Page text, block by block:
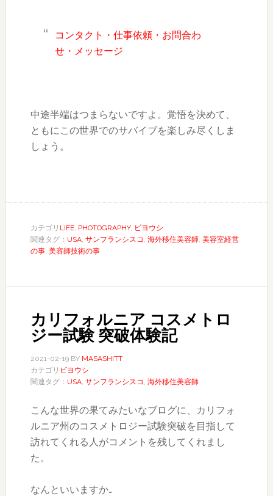
コンタクト・仕事依頼・お問合わ
せ・メッセージ
中途半端はつまらないですよ。覚悟を決めて、
ともにこの世界でのサバイブを楽しみ尽くしま
しょう。
カテゴリ LIFE, PHOTOGRAPHY, ビヨウシ
関連タグ： USA, サンフランシスコ 海外移住美容師, 美容室経営
の事, 美容師技術の事
カリフォルニア コスメトロ
ジー試験 突破体験記
2021-02-19BY MASASHITT
カテゴリ ビヨウシ
関連タグ： USA, サンフランシスコ 海外移住美容師
こんな世界の果てみたいなブログに、カリフォ
ルニア州のコスメトロジー試験突破を目指して
訪れてくれる人がコメントを残してくれまし
た。
なんといいますか…